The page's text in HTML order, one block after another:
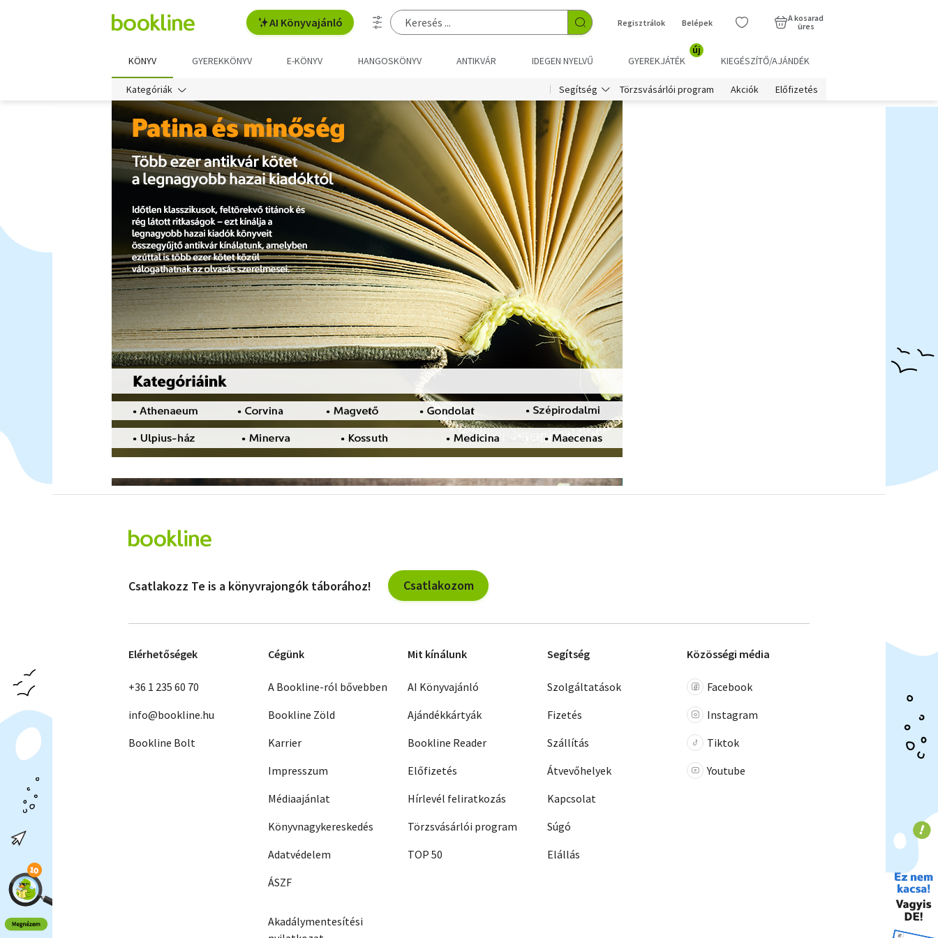
AI Könyvajánló Regisztrálok Belépek
A kosarad
üres
KÖNYV GYEREKKÖNYV E-KÖNYV HANGOSKÖNYV ANTIKVÁR IDEGEN NYELVŰ GYEREKJÁTÉK
új
KIEGÉSZÍTŐ/AJÁNDÉK
Kategóriák Segítség Törzsvásárlói program Akciók Előfizetés
Csatlakozz Te is a könyvrajongók táborához! Csatlakozom
Elérhetőségek
+36 1 235 60 70
info@bookline.hu
Bookline Bolt
Cégünk
A Bookline-ról bővebben
Bookline Zöld
Karrier
Impresszum
Médiaajánlat
Könyvnagykereskedés
Adatvédelem
ÁSZF
Akadálymentesítési
Mit kínálunk
AI Könyvajánló
Ajándékkártyák
Bookline Reader
Előfizetés
Hírlevél feliratkozás
Törzsvásárlói program
TOP 50
Segítség
Szolgáltatások
Fizetés
Szállítás
Átvevőhelyek
Kapcsolat
Súgó
Elállás
Közösségi média
Facebook
Instagram
Tiktok
Youtube